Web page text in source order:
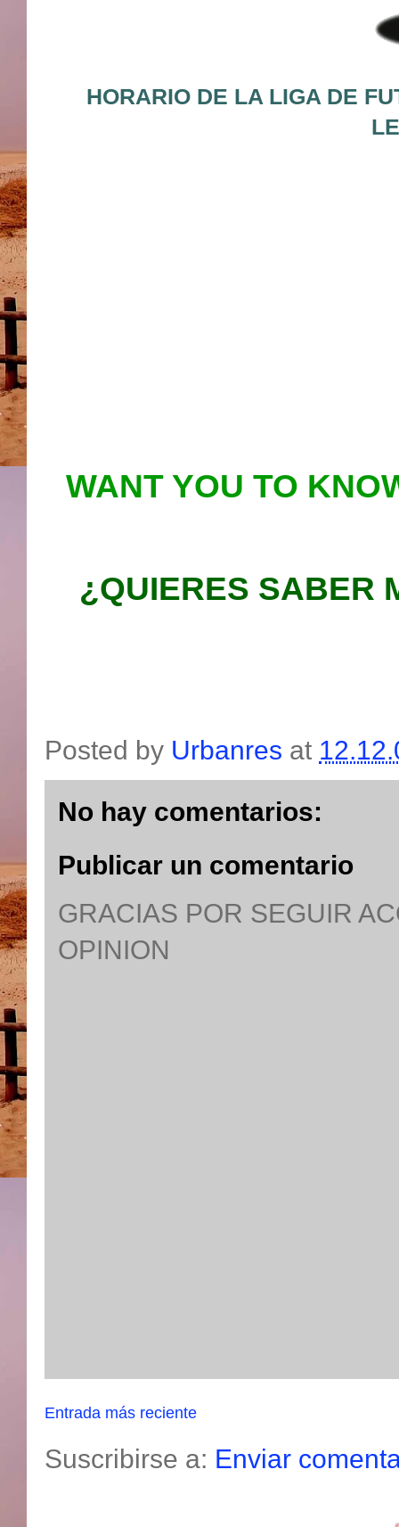
HORARIO DE LA LIGA DE
WANT YOU TO
¿QUIERES SABER
Posted by Urbanres at
No hay comentarios:
Publicar un comentario
GRACIAS POR SEGUIR
OPINION
Entrada más reciente
Suscribirse a: Enviar